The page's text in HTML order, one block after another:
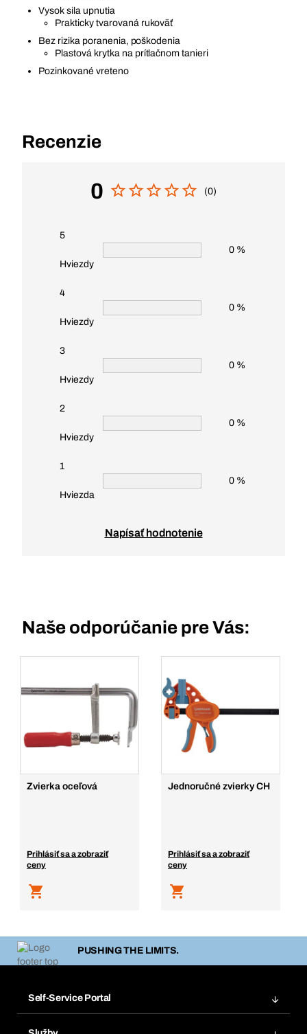
Vysok sila upnutia
Prakticky tvarovaná rukoväť
Bez rizika poranenia, poškodenia
Plastová krytka na prítlačnom tanieri
Pozinkované vreteno
Recenzie
0 (0)
5
Hviezdy
0 %
4
Hviezdy
0 %
3
Hviezdy
0 %
2
Hviezdy
0 %
1
Hviezda
0 %
Napísať hodnotenie
Naše odporúčanie pre Vás:
Zvierka oceľová
Prihlásiť sa a zobraziť
ceny
Jednoručné zvierky CH
Prihlásiť sa a zobraziť
ceny
PUSHING THE LIMITS.
Self-Service Portal